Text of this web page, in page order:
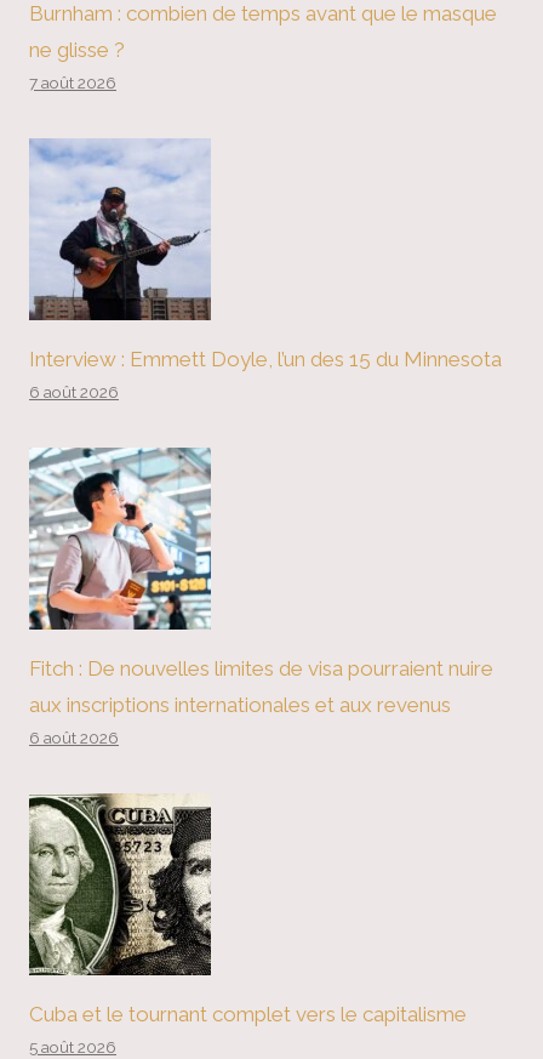
Burnham : combien de temps avant que le masque
ne glisse ?
7 août 2026
Interview : Emmett Doyle, l’un des 15 du Minnesota
6 août 2026
Fitch : De nouvelles limites de visa pourraient nuire
aux inscriptions internationales et aux revenus
6 août 2026
Cuba et le tournant complet vers le capitalisme
5 août 2026